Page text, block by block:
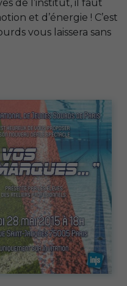
de l’institut, il faut
et d’énergie ! C’est
vous laissera sans